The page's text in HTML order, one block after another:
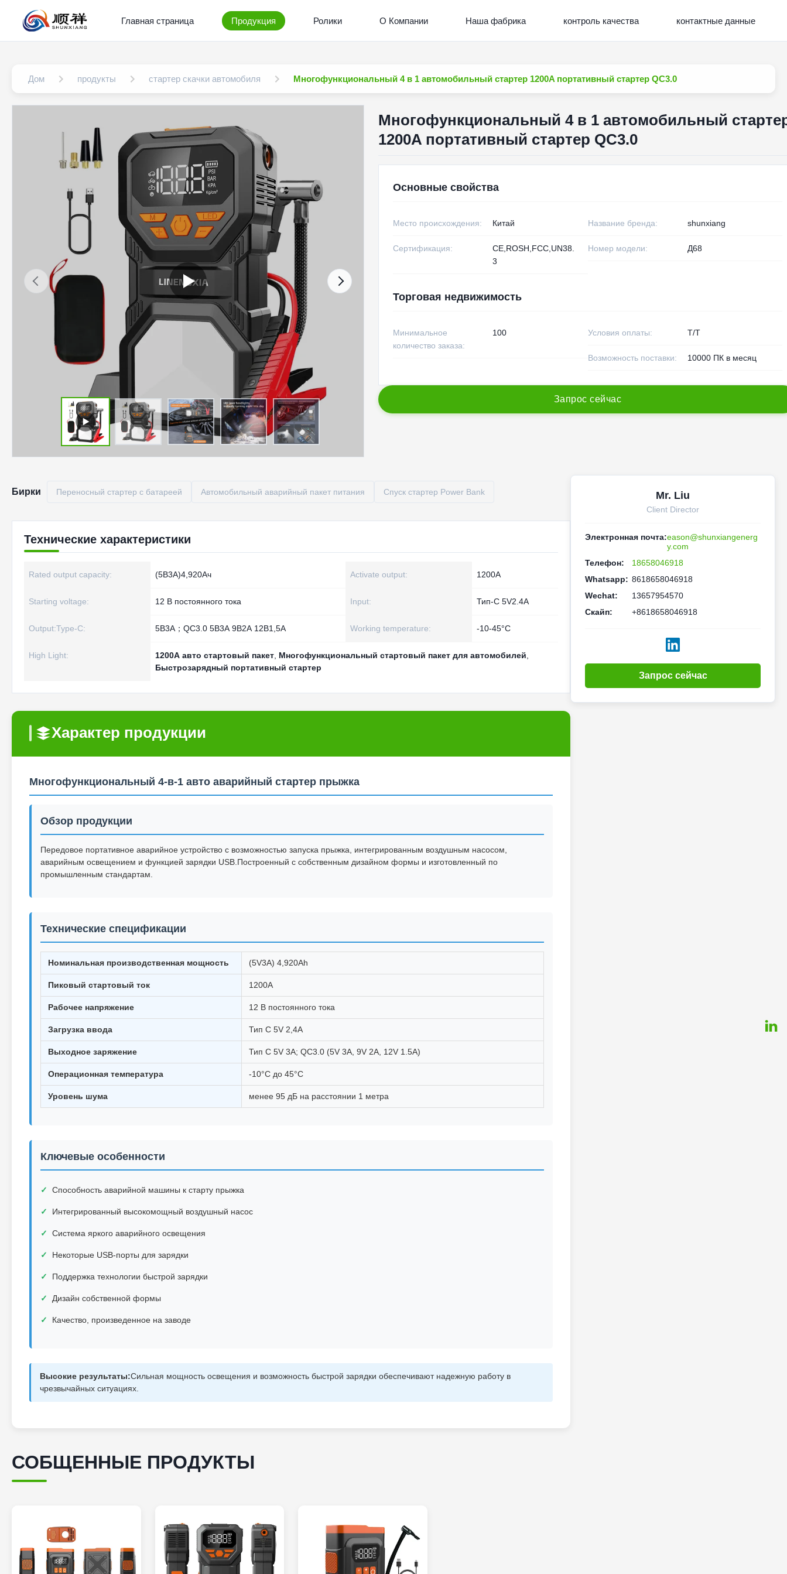
Главная страница Продукция Ролики О Компании Наша фабрика контроль качества контактные данные
Дом продукты стартер скачки автомобиля Многофункциональный 4 в 1 автомобильный стартер 1200A портативный стартер QC3.0
Многофункциональный 4 в 1 автомобильный
1200A портативный стартер QC3.0
Основные свойства
Место происхождения: Китай Название бренда: shunxiang
Сертификация:
CE,ROSH,FCC,UN38.
3
Номер модели: Д68
Торговая недвижимость
Минимальное
количество заказа:
100 Условия оплаты: Т/Т
Возможность поставки: 10000 ПК в месяц
Запрос сейчас
Бирки Переносный стартер с батареей Автомобильный аварийный пакет питания Спуск стартер Power Bank
Технические характеристики
Rated output capacity: (5В3А)4,920Ач Activate output: 1200А
Starting voltage: 12 В постоянного тока Input: Тип-C 5V2.4A
Output:Type-C: 5В3А；QC3.0 5В3А 9В2А 12В1,5А Working temperature: -10-45°С
High Light: 1200А авто стартовый пакет Многофункциональный стартовый пакет для автомобилей
Быстрозарядный портативный стартер
Характер продукции
Многофункциональный 4-в-1 авто аварийный стартер прыжка
Обзор продукции
Передовое портативное аварийное устройство с возможностью запуска прыжка, интегрированным воздушным насосом,
аварийным освещением и функцией зарядки USB.Построенный с собственным дизайном формы и изготовленный по
промышленным стандартам.
Технические спецификации
Номинальная производственная мощность (5V3A) 4,920Ah
Пиковый стартовый ток 1200А
Рабочее напряжение 12 В постоянного тока
Загрузка ввода Тип C 5V 2,4A
Выходное заряжение Тип C 5V 3A; QC3.0 (5V 3A, 9V 2A, 12V 1.5A)
Операционная температура -10°C до 45°C
Уровень шума менее 95 дБ на расстоянии 1 метра
Ключевые особенности
Способность аварийной машины к старту прыжка
Интегрированный высокомощный воздушный насос
Система яркого аварийного освещения
Некоторые USB-порты для зарядки
Поддержка технологии быстрой зарядки
Дизайн собственной формы
Качество, произведенное на заводе
Высокие результаты:Сильная мощность освещения и возможность быстрой зарядки обеспечивают надежную работу в
чрезвычайных ситуациях.
СОБЩЕННЫЕ ПРОДУКТЫ
Mr. Liu
Client Director
Электронная почта:eason@shunxiangenerg
y.com
Телефон:
18658046918
Whatsapp: 8618658046918
Wechat:
13657954570
Скайп:
+8618658046918
Запрос сейчас